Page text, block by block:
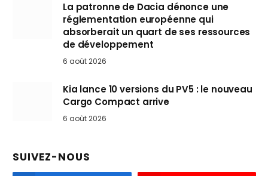
La patronne de Dacia dénonce une
réglementation européenne qui
absorberait un quart de ses ressources
de développement
6 août 2026
Kia lance 10 versions du PV5 : le nouveau
Cargo Compact arrive
6 août 2026
SUIVEZ-NOUS